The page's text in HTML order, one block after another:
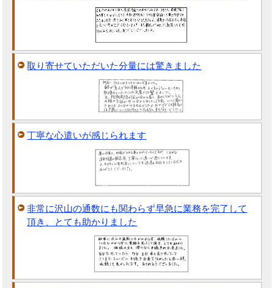
取り寄せていただいた分量には驚きました
丁寧な心遣いが感じられます
非常に沢山の通数にも関わらず早急に業務を完了して
頂き、とても助かりました